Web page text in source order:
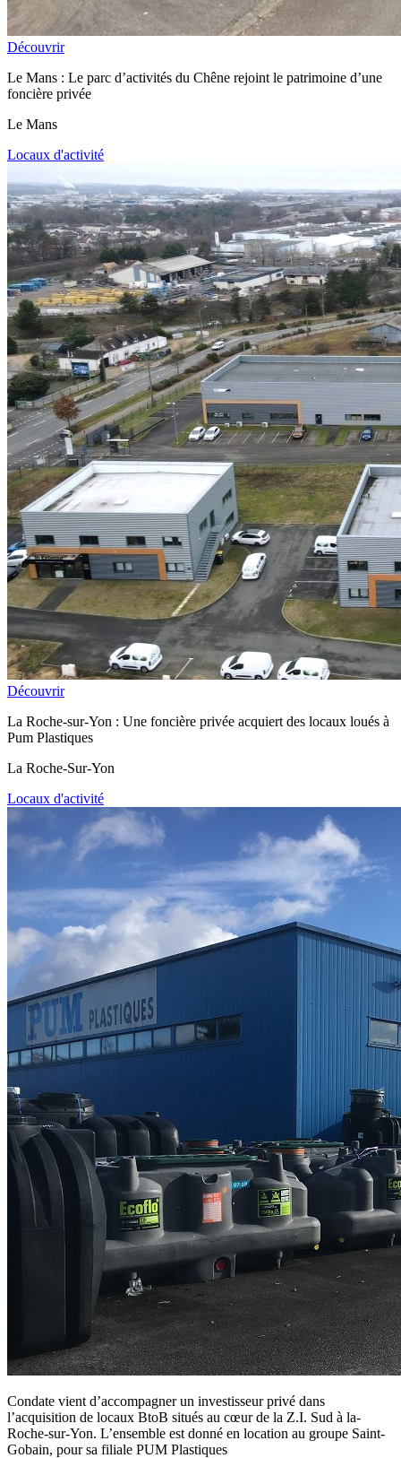
Découvrir
Le Mans : Le parc d’activités du Chêne rejoint le patrimoine d’une
foncière privée
Le Mans
Locaux d'activité
Découvrir
La Roche-sur-Yon : Une foncière privée acquiert des locaux loués à
Pum Plastiques
La Roche-Sur-Yon
Locaux d'activité
Condate vient d’accompagner un investisseur privé dans
l’acquisition de locaux BtoB situés au cœur de la Z.I. Sud à la-
Roche-sur-Yon. L’ensemble est donné en location au groupe Saint-
Gobain, pour sa filiale PUM Plastiques